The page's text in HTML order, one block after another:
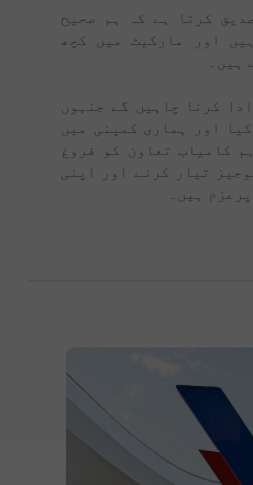
کرتا ہے کہ ہم صحیح
اور مارکیٹ میں کچھ
کرنا چاہیں گے جنہوں
اور ہماری کمپنی میں
کامیاب تعاون کو فروغ
تیار کرنے اور اپنی
ہیں۔